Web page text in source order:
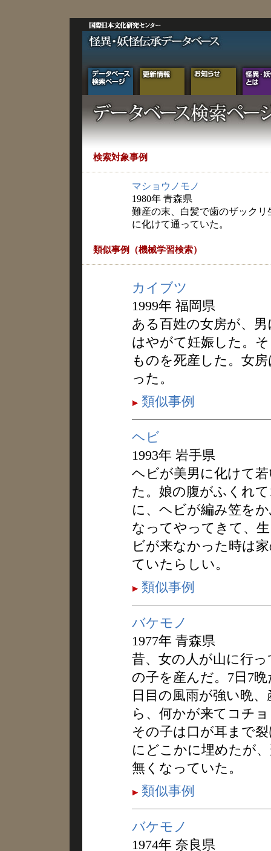
検索対象事例
マショウノモノ
1980年 青森県
難産の末、白髪で歯のザック
に化けて通っていた。
類似事例（機械学習検索）
カイブツ
1999年 福岡県
ある百姓の女房が、
はやがて妊娠した。
ものを死産した。女
った。
類似事例
ヘビ
1993年 岩手県
ヘビが美男に化けて
た。娘の腹がふくれ
に、ヘビが編み笠を
なってやってきて、
ビが来なかった時は
ていたらしい。
類似事例
バケモノ
1977年 青森県
昔、女の人が山に行
の子を産んだ。7日7
日目の風雨が強い晩
ら、何かが来てコチ
その子は口が耳まで
にどこかに埋めたが
無くなっていた。
類似事例
バケモノ
1974年 奈良県